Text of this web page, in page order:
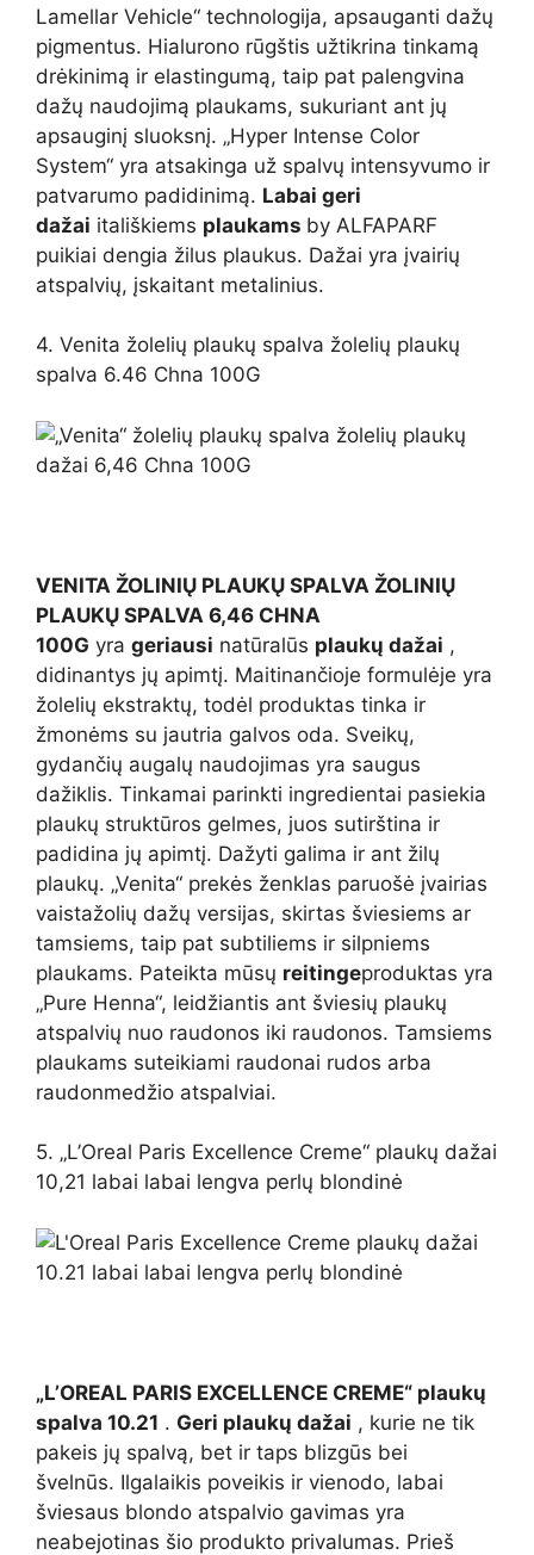
Lamellar Vehicle“ technologija, apsauganti dažų
pigmentus. Hialurono rūgštis užtikrina tinkamą
drėkinimą ir elastingumą, taip pat palengvina
dažų naudojimą plaukams, sukuriant ant jų
apsauginį sluoksnį. „Hyper Intense Color
System“ yra atsakinga už spalvų intensyvumo ir
patvarumo padidinimą. Labai geri
dažai itališkiems plaukams by ALFAPARF
puikiai dengia žilus plaukus. Dažai yra įvairių
atspalvių, įskaitant metalinius.
4. Venita žolelių plaukų spalva žolelių plaukų
spalva 6.46 Chna 100G
VENITA ŽOLINIŲ PLAUKŲ SPALVA ŽOLINIŲ
PLAUKŲ SPALVA 6,46 CHNA
100G yra geriausi natūralūs plaukų dažai ,
didinantys jų apimtį. Maitinančioje formulėje yra
žolelių ekstraktų, todėl produktas tinka ir
žmonėms su jautria galvos oda. Sveikų,
gydančių augalų naudojimas yra saugus
dažiklis. Tinkamai parinkti ingredientai pasiekia
plaukų struktūros gelmes, juos sutirština ir
padidina jų apimtį. Dažyti galima ir ant žilų
plaukų. „Venita“ prekės ženklas paruošė įvairias
vaistažolių dažų versijas, skirtas šviesiems ar
tamsiems, taip pat subtiliems ir silpniems
plaukams. Pateikta mūsų reitingeproduktas yra
„Pure Henna“, leidžiantis ant šviesių plaukų
atspalvių nuo raudonos iki raudonos. Tamsiems
plaukams suteikiami raudonai rudos arba
raudonmedžio atspalviai.
5. „L’Oreal Paris Excellence Creme“ plaukų dažai
10,21 labai labai lengva perlų blondinė
„L’OREAL PARIS EXCELLENCE CREME“ plaukų
spalva 10.21 . Geri plaukų dažai , kurie ne tik
pakeis jų spalvą, bet ir taps blizgūs bei
švelnūs. Ilgalaikis poveikis ir vienodo, labai
šviesaus blondo atspalvio gavimas yra
neabejotinas šio produkto privalumas. Prieš